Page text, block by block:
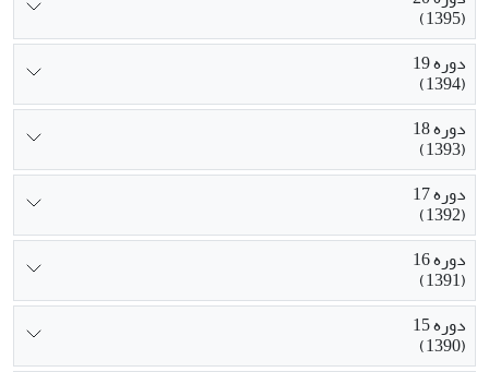
(1395)
دوره 19
(1394)
دوره 18
(1393)
دوره 17
(1392)
دوره 16
(1391)
دوره 15
(1390)